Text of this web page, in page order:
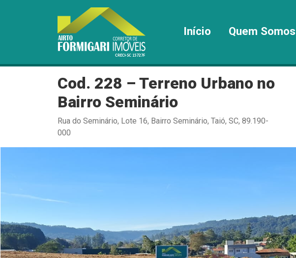
Início Quem Somos
Cod. 228 – Terreno Urbano no
Bairro Seminário
Rua do Seminário, Lote 16, Bairro Seminário, Taió, SC, 89.190-
000